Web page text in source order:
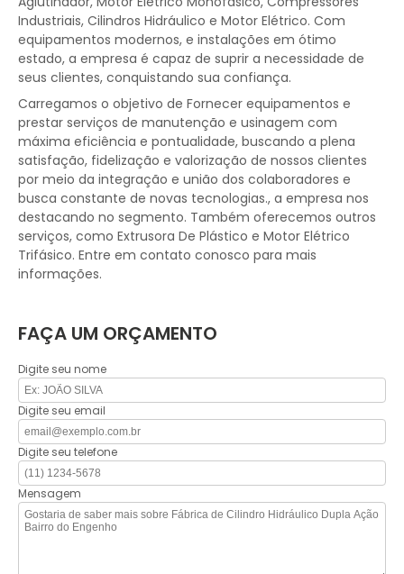
Industriais, Cilindros Hidráulico e Motor Elétrico. Com
equipamentos modernos, e instalações em ótimo
estado, a empresa é capaz de suprir a necessidade de
seus clientes, conquistando sua confiança.
Carregamos o objetivo de Fornecer equipamentos e
prestar serviços de manutenção e usinagem com
máxima eficiência e pontualidade, buscando a plena
satisfação, fidelização e valorização de nossos clientes
por meio da integração e união dos colaboradores e
busca constante de novas tecnologias., a empresa nos
destacando no segmento. Também oferecemos outros
serviços, como Extrusora De Plástico e Motor Elétrico
Trifásico. Entre em contato conosco para mais
informações.
FAÇA UM ORÇAMENTO
Digite seu nome
Digite seu email
Digite seu telefone
Mensagem